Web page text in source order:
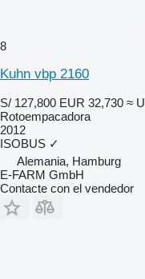
8
Kuhn vbp 2160
S/ 127,800 EUR 32,730 ≈
Rotoempacadora
2012
ISOBUS ✓
Alemania, Hamburg
E-FARM GmbH
Contacte con el vendedor